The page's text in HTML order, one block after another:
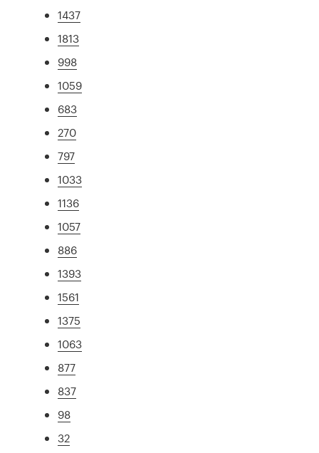
1437
1813
998
1059
683
270
797
1033
1136
1057
886
1393
1561
1375
1063
877
837
98
32